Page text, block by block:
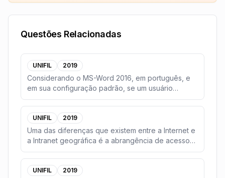
Questões Relacionadas
UNIFIL 2019
Considerando o MS-Word 2016, em português, e
em sua configuração padrão, se um usuário
durante a dig...
UNIFIL 2019
Uma das diferenças que existem entre a Internet e
a Intranet geográfica é a abrangência de acesso
di...
UNIFIL 2019